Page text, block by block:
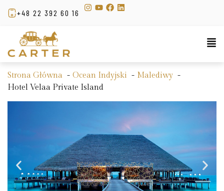
+48 22 392 60 16
Strona Główna Ocean Indyjski
Malediwy
Hotel Velaa Private Island